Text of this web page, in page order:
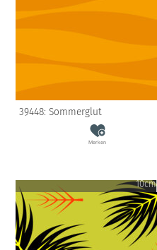
39448: Sommerglut
Merken
10cm